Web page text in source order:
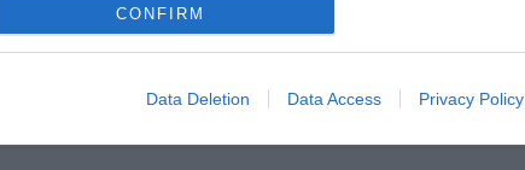
CONFIRM
Data Deletion Data Access Privacy Policy
uso humano: seguridad y trazabilidad